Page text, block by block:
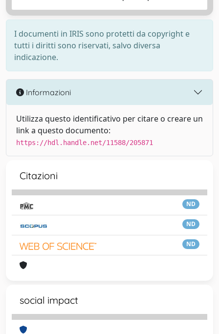
I documenti in IRIS sono protetti da copyright e
tutti i diritti sono riservati, salvo diversa
indicazione.
Informazioni
Utilizza questo identificativo per citare o creare un
link a questo documento:
https://hdl.handle.net/11588/205871
Citazioni
ND
ND
ND
social impact